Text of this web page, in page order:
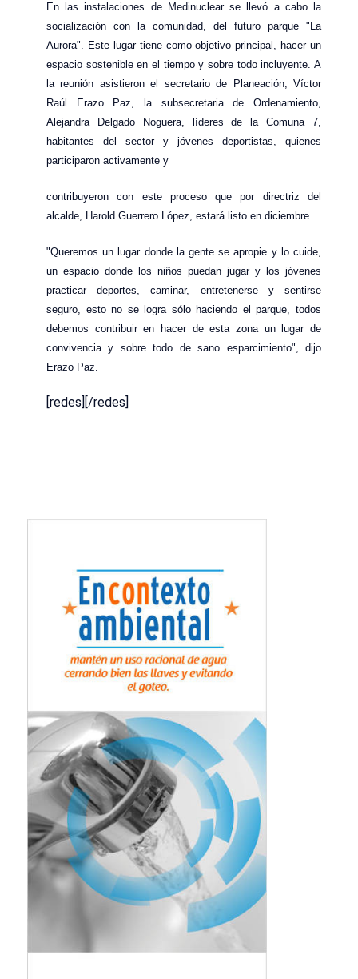
En las instalaciones de Medinuclear se llevó a cabo la
socialización con la comunidad, del futuro parque "La
Aurora". Este lugar tiene como objetivo principal, hacer un
espacio sostenible en el tiempo y sobre todo incluyente. A
la reunión asistieron el secretario de Planeación, Víctor
Raúl Erazo Paz, la subsecretaria de Ordenamiento,
Alejandra Delgado Noguera, líderes de la Comuna 7,
habitantes del sector y jóvenes deportistas, quienes
participaron activamente y
contribuyeron con este proceso que por directriz del
alcalde, Harold Guerrero López, estará listo en diciembre.
"Queremos un lugar donde la gente se apropie y lo cuide,
un espacio donde los niños puedan jugar y los jóvenes
practicar deportes, caminar, entretenerse y sentirse
seguro, esto no se logra sólo haciendo el parque, todos
debemos contribuir en hacer de esta zona un lugar de
convivencia y sobre todo de sano esparcimiento", dijo
Erazo Paz.
[redes][/redes]